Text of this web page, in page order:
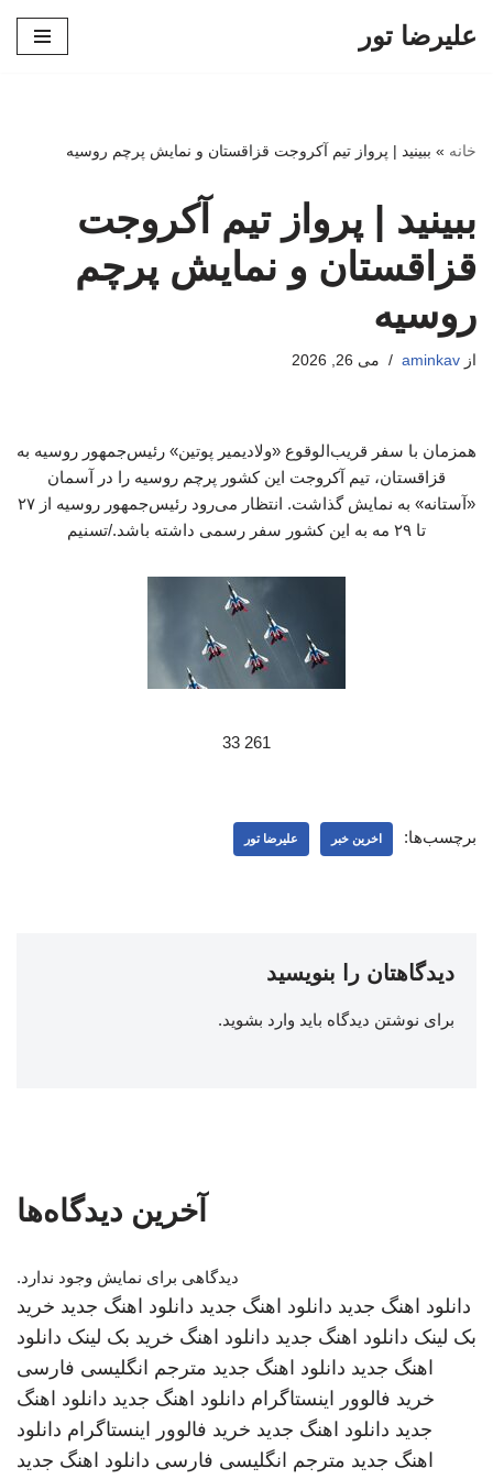
علیرضا تور
خانه » ببینید | پرواز تیم آکروجت قزاقستان و نمایش پرچم روسیه
ببینید | پرواز تیم آکروجت
قزاقستان و نمایش پرچم
روسیه
از aminkav می 26, 2026
همزمان با سفر قریب‌الوقوع «ولادیمیر پوتین» رئیس‌جمهور روسیه به
قزاقستان، تیم آکروجت این کشور پرچم روسیه را در آسمان
«آستانه» به نمایش گذاشت. انتظار می‌رود رئیس‌جمهور روسیه از ۲۷
تا ۲۹ مه به این کشور سفر رسمی داشته باشد./تسنیم
261 33
برچسب‌ها: اخرین خبر علیرضا تور
دیدگاهتان را بنویسید
برای نوشتن دیدگاه باید وارد بشوید.
آخرین دیدگاه‌ها
دیدگاهی برای نمایش وجود ندارد.
دانلود اهنگ جدید دانلود اهنگ جدید دانلود اهنگ جدید خرید
بک لینک دانلود اهنگ جدید دانلود اهنگ خرید بک لینک دانلود
اهنگ جدید دانلود اهنگ جدید مترجم انگلیسی فارسی
خرید فالوور اینستاگرام دانلود اهنگ جدید دانلود اهنگ
جدید دانلود اهنگ جدید خرید فالوور اینستاگرام دانلود
اهنگ جدید مترجم انگلیسی فارسی دانلود اهنگ جدید